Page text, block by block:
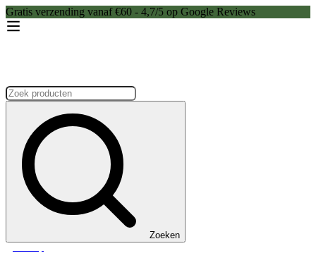
Gratis verzending vanaf €60 - 4,7/5 op Google Reviews
Zoeken:
Zoeken